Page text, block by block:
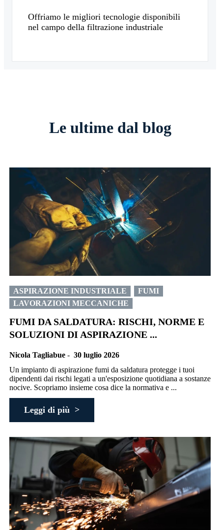
Offriamo le migliori tecnologie disponibili
nel campo della filtrazione industriale
Le ultime dal blog
ASPIRAZIONE INDUSTRIALE
FUMI
LAVORAZIONI MECCANICHE
FUMI DA SALDATURA: RISCHI, NORME E
SOLUZIONI DI ASPIRAZIONE ...
Nicola Tagliabue- 30 luglio 2026
Un impianto di aspirazione fumi da saldatura protegge i tuoi
dipendenti dai rischi legati a un'esposizione quotidiana a sostanze
nocive. Scopriamo insieme cosa dice la normativa e ...
Leggi di più >